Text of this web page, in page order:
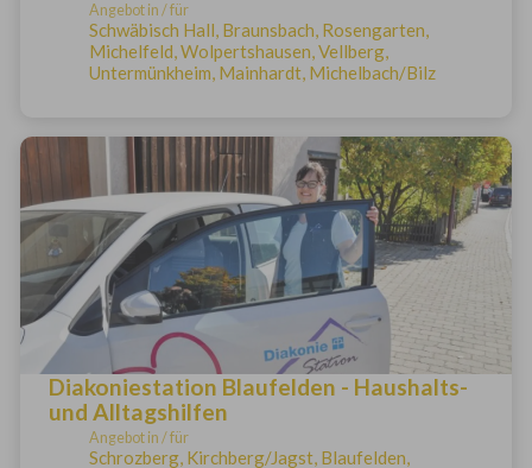
Angebot in / für
Schwäbisch Hall, Braunsbach, Rosengarten,
Michelfeld, Wolpertshausen, Vellberg,
Untermünkheim, Mainhardt, Michelbach/Bilz
Diakoniestation Blaufelden - Haushalts-
und Alltagshilfen
Angebot in / für
Schrozberg, Kirchberg/Jagst, Blaufelden,